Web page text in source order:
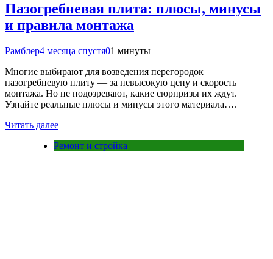
Пазогребневая плита: плюсы, минусы
и правила монтажа
Рамблер4 месяца спустя01 минуты
Многие выбирают для возведения перегородок
пазогребневую плиту — за невысокую цену и скорость
монтажа. Но не подозревают, какие сюрпризы их ждут.
Узнайте реальные плюсы и минусы этого материала….
Читать далее
Ремонт и стройка